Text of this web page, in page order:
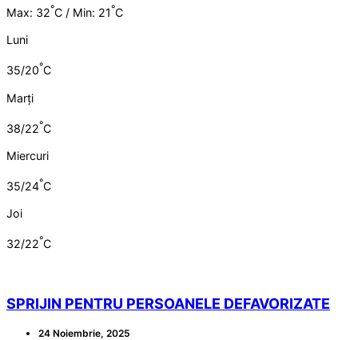
Max: 32°C / Min: 21°C
Luni
35/20°C
Marți
38/22°C
Miercuri
35/24°C
Joi
32/22°C
SPRIJIN PENTRU PERSOANELE DEFAVORIZATE
24 Noiembrie, 2025